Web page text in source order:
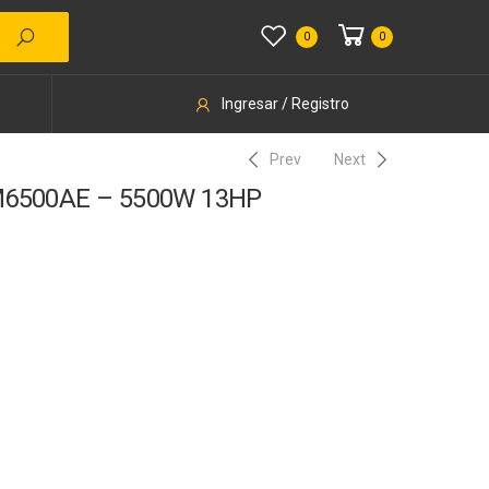
0 0
Ingresar / Registro
Prev Next
– 5500W 13HP